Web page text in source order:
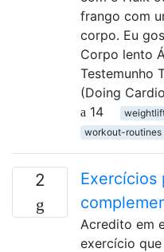
frango com
corpo. Eu
Corpo lento
Testemunho
(Doing
14
workout-routines
2
Exercícios
Acredito em
exercício